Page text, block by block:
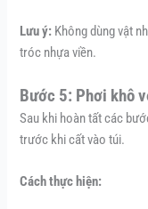
Lưu ý: Không dùng vật
tróc nhựa viền.
Bước 5: Phơi khô
Sau khi hoàn tất các
trước khi cất vào túi.
Cách thực hiện: